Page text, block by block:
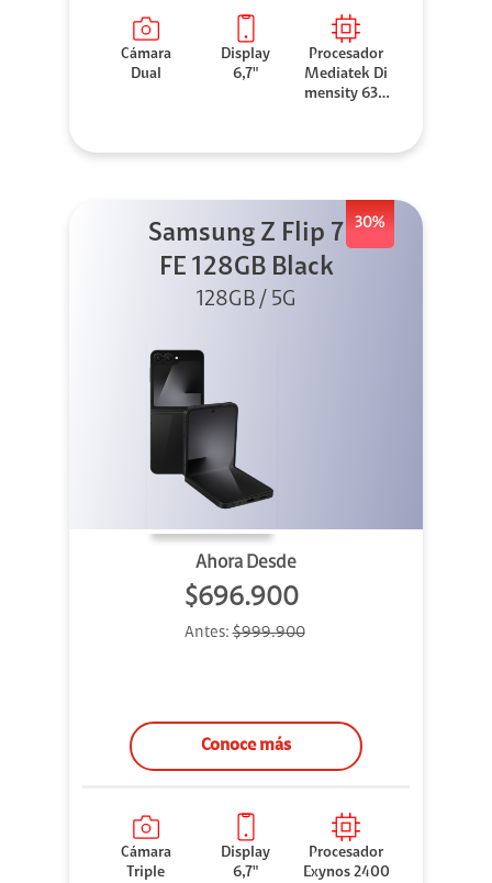
Cámara
Dual
Display
6,7"
Procesador
Mediatek Di
mensity 630
30%
Samsung Z Flip 7
FE 128GB Black
128GB / 5G
Ahora Desde
$696.900
Antes:$999.900
Conoce más
Cámara
Triple
Display
6,7"
Procesador
Exynos 2400